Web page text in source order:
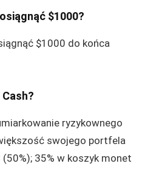
$1000?
$1000 do końca
ryzykownego
swojego portfela
35% w koszyk monet